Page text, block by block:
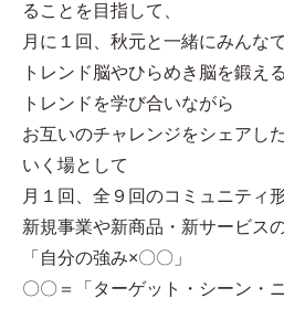
ることを目指して、
月に１回、秋元と一緒にみんな
トレンド脳やひらめき脳を鍛え
トレンドを学び合いながら
お互いのチャレンジをシェアし
いく場として
月１回、全９回のコミュニティ
新規事業や新商品・新サービス
「自分の強み×〇〇」
〇〇＝「ターゲット・シーン・ニ